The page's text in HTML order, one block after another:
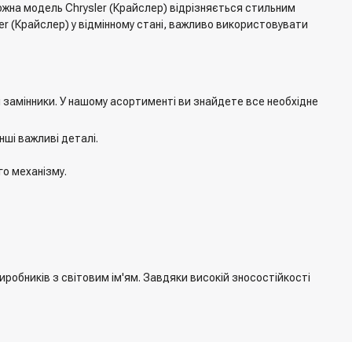
модель Chrysler (Крайслер) відрізняється стильним
у відмінному стані, важливо використовувати
У нашому асортименті ви знайдете все необхідне
важливі деталі.
механізму.
з світовим ім'ям. Завдяки високій зносостійкості